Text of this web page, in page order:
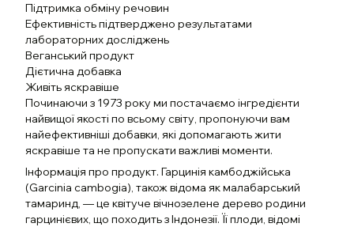
Підтримка обміну речовин
Ефективність підтверджено результатами
лабораторних досліджень
Веганський продукт
Дієтична добавка
Живіть яскравіше
Починаючи з 1973 року ми постачаємо інгредієнти
найвищої якості по всьому світу, пропонуючи вам
найефективніші добавки, які допомагають жити
яскравіше та не пропускати важливі моменти.
Інформація про продукт. Гарцинія камбоджійська
(Garcinia cambogia), також відома як малабарський
тамаринд, — це квітуче вічнозелене дерево родини
гарцинієвих, що походить з Індонезії. Її плоди, відомі